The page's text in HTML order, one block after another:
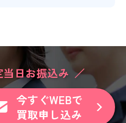
日お振込み
今すぐWEBで
買取申し込み